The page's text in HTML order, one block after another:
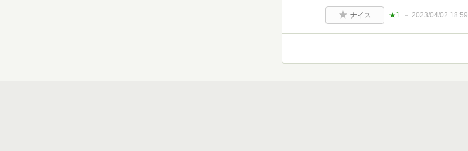
ナイス ★1 2023/04/02 18:59